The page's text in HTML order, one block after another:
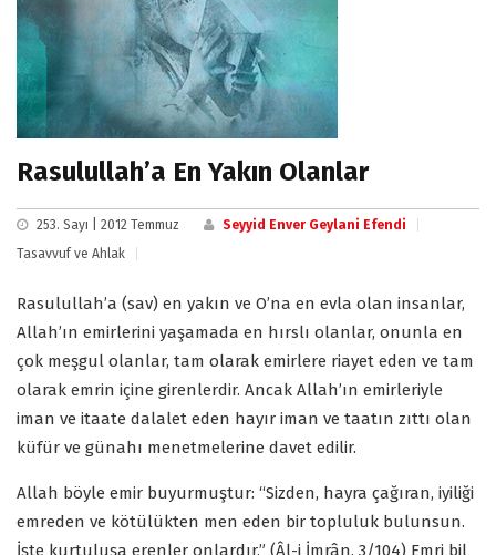
Rasulullah’a En Yakın Olanlar
253. Sayı | 2012 Temmuz
Seyyid Enver Geylani Efendi
Tasavvuf ve Ahlak
Rasulullah’a (sav) en yakın ve O’na en evla olan insanlar,
Allah’ın emirlerini yaşamada en hırslı olanlar, onunla en
çok meşgul olanlar, tam olarak emirlere riayet eden ve tam
olarak emrin içine girenlerdir. Ancak Allah’ın emirleriyle
iman ve itaate dalalet eden hayır iman ve taatın zıttı olan
küfür ve günahı menetmelerine davet edilir.
Allah böyle emir buyurmuştur: “Sizden, hayra çağıran, iyiliği
emreden ve kötülükten men eden bir topluluk bulunsun.
İşte kurtuluşa erenler onlardır.” (Âl-i İmrân, 3/104) Emri bil